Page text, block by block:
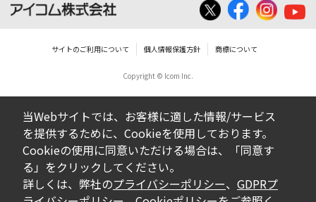
サイトのご利用について 個人情報保護方針 商標について
Copyright © Icom Inc.
当Webサイトでは、お客様に適した情報/サービス
を提供するために、Cookieを使用しております。
Cookieの使用に同意いただける場合は、「同意す
る」をクリックしてください。
詳しくは、弊社のプライバシーポリシー、 GDPRプ